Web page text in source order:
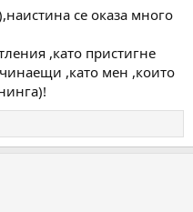
се оказа много
,като пристигне
,като мен ,които